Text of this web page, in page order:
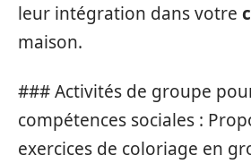
leur intégration dans votre
maison.
### Activités de groupe
compétences sociales :
exercices de coloriage en